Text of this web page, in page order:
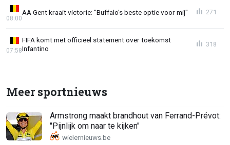
AA Gent kraait victorie: "Buffalo's beste optie voor mij"
08:00
271
FIFA komt met officieel statement over toekomst
Infantino
07:58
318
Meer sportnieuws
Armstrong maakt brandhout van Ferrand-Prévot:
"Pijnlijk om naar te kijken"